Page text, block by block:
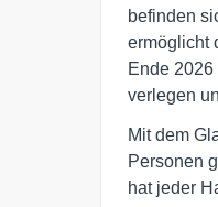
befinden
ermöglicht
Ende
verlegen
Mit dem
Personen
hat jeder